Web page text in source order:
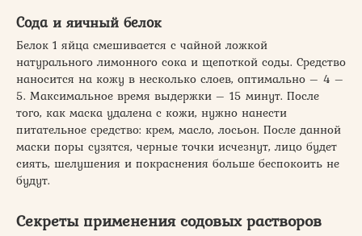
Сода и яичный белок
Белок 1 яйца смешивается с чайной ложкой
натурального лимонного сока и щепоткой соды. Средство
наносится на кожу в несколько слоев, оптимально – 4 –
5. Максимальное время выдержки – 15 минут. После
того, как маска удалена с кожи, нужно нанести
питательное средство: крем, масло, лосьон. После данной
маски поры сузятся, черные точки исчезнут, лицо будет
сиять, шелушения и покраснения больше беспокоить не
будут.
Секреты применения содовых растворов